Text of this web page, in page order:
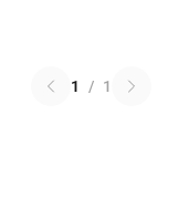
1 / 1